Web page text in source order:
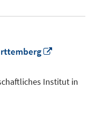
öffnen
Institut in